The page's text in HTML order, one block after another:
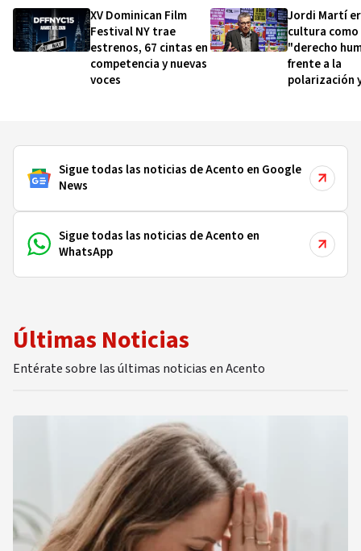
XV Dominican Film
Festival NY trae
estrenos, 67 cintas en
competencia y nuevas
voces
Jordi Martí
cultura como
"derecho
frente a la
polarización
Sigue todas las noticias de Acento en Google
News
Sigue todas las noticias de Acento en
WhatsApp